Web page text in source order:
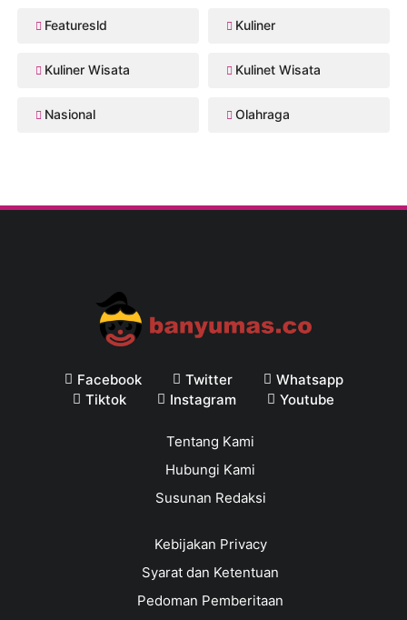
Featuresld Kuliner
Kuliner Wisata Kulinet Wisata
Nasional Olahraga
Facebook Twitter
Whatsapp
Tiktok
Instagram Youtube
Tentang Kami
Hubungi Kami
Susunan Redaksi
Kebijakan Privacy
Syarat dan Ketentuan
Pedoman Pemberitaan